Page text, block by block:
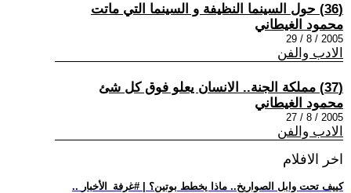
(36) حول السينما النظيفة و السينما التي ماتت
محمود الغيطاني
2005 / 8 / 29
الادب والفن
(37) مملكة الجنة.. الانسان يعلو فوق كل شئ
محمود الغيطاني
2005 / 8 / 27
الادب والفن
اخر الافلام
.. كييف تحت وابل الصواريخ.. ماذا يخطط بوتين؟ | #غرفة_الأخبار